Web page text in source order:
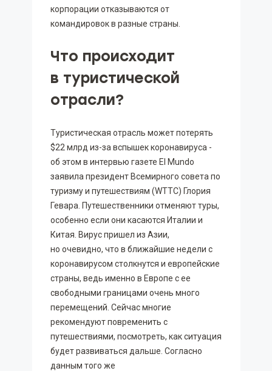
корпорации отказываются от
командировок в разные страны.
Что происходит
в туристической
отрасли?
Туристическая отрасль может потерять
$22 млрд из-за вспышек коронавируса -
об этом в интервью газете El Mundo
заявила президент Всемирного совета по
туризму и путешествиям (WTTC) Глория
Гевара. Путешественники отменяют туры,
особенно если они касаются Италии и
Китая. Вирус пришел из Азии,
но очевидно, что в ближайшие недели с
коронавирусом столкнутся и европейские
страны, ведь именно в Европе с ее
свободными границами очень много
перемещений. Сейчас многие
рекомендуют повременить с
путешествиями, посмотреть, как ситуация
будет развиваться дальше. Согласно
данным того же